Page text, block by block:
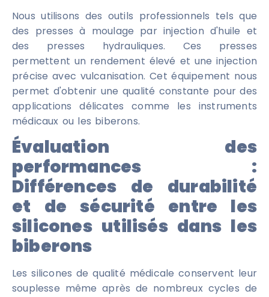
Nous utilisons des outils professionnels tels que
des presses à moulage par injection d'huile et
des presses hydrauliques. Ces presses
permettent un rendement élevé et une injection
précise avec vulcanisation. Cet équipement nous
permet d'obtenir une qualité constante pour des
applications délicates comme les instruments
médicaux ou les biberons.
Évaluation des
performances :
Différences de durabilité
et de sécurité entre les
silicones utilisés dans les
biberons
Les silicones de qualité médicale conservent leur
souplesse même après de nombreux cycles de